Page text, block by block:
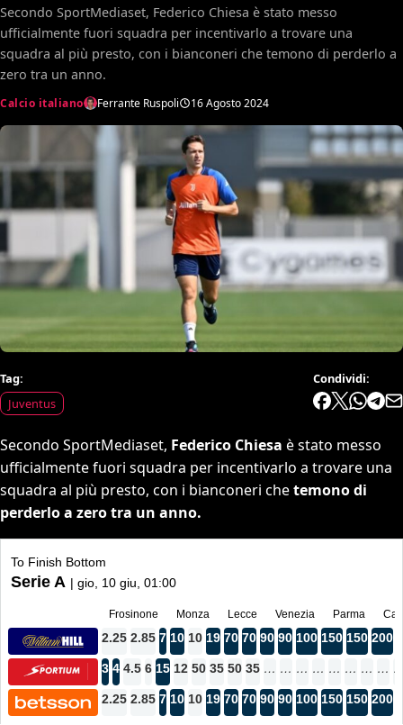
Secondo SportMediaset, Federico Chiesa è stato messo
ufficialmente fuori squadra per incentivarlo a trovare una
squadra al più presto, con i bianconeri che temono di perderlo a
zero tra un anno.
Calcio italiano Ferrante Ruspoli 16 Agosto 2024
Tag:
Juventus
Condividi:
Secondo SportMediaset, Federico Chiesa è stato messo
ufficialmente fuori squadra per incentivarlo a trovare una
squadra al più presto, con i bianconeri chetemono di
perderlo a zero tra un anno.